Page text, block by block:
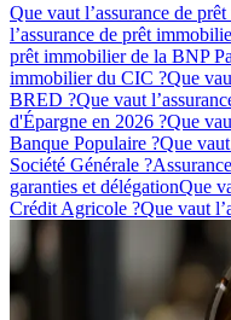
Que vaut l’assurance de
l’assurance de prêt
prêt immobilier de la BNP
immobilier du CIC ?Que
BRED ?Que vaut
d'Épargne en 2026 ?Que
Banque Populaire ?Que
Société Générale ?
garanties et délégationQue
Crédit Agricole ?Que vaut